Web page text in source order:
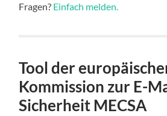
Fragen? Einfach melden.
Tool der
Kommission zur E-
Sicherheit MECSA